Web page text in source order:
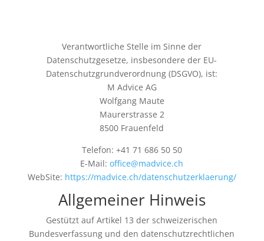
Verantwortliche Stelle im Sinne der
Datenschutzgesetze, insbesondere der EU-
Datenschutzgrundverordnung (DSGVO), ist:
M Advice AG
Wolfgang Maute
Maurerstrasse 2
8500 Frauenfeld
Telefon: +41 71 686 50 50
E-Mail:office@madvice.ch
WebSite: https://madvice.ch/datenschutzerklaerung/
Allgemeiner Hinweis
Gestützt auf Artikel 13 der schweizerischen
Bundesverfassung und den datenschutzrechtlichen